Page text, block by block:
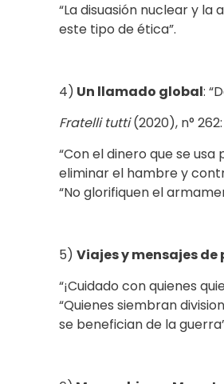
“La disuasión nuclear y
este tipo de ética”.
4) Un llamado global:
Fratelli tutti(2020), n° 262:
“Con el dinero que se
eliminar el hambre y
“No glorifiquen el
5) Viajes y mensajes de
“¡Cuidado con quienes
“Quienes siembran
se benefician de la